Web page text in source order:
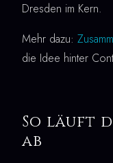
Dresden im Kern.
Mehr dazu:
die Idee hinter
So läuft
ab